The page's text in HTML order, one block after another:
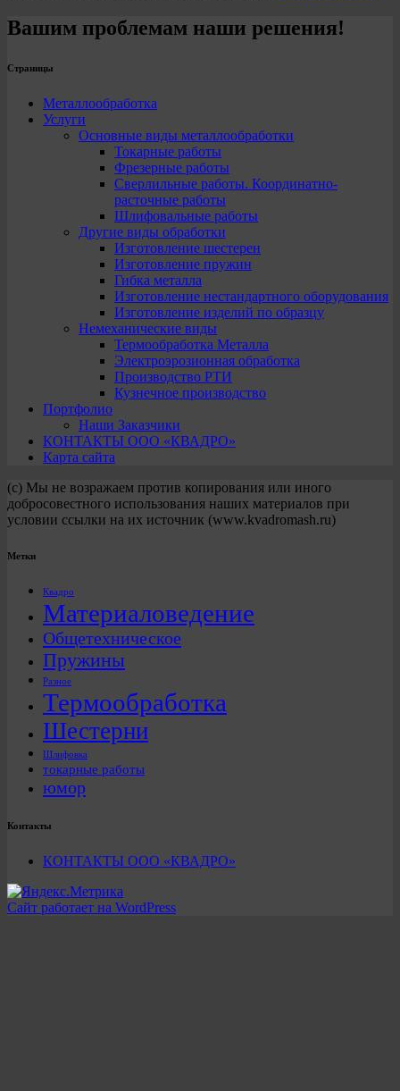
Вашим проблемам наши решения!
Страницы
Металлообработка
Услуги
Основные виды металлообработки
Токарные работы
Фрезерные работы
Сверлильные работы. Координатно-
расточные работы
Шлифовальные работы
Другие виды обработки
Изготовление шестерен
Изготовление пружин
Гибка металла
Изготовление нестандартного оборудования
Изготовление изделий по образцу
Немеханические виды
Термообработка Металла
Электроэрозионная обработка
Производство РТИ
Кузнечное производство
Портфолио
Наши Заказчики
КОНТАКТЫ ООО «КВАДРО»
Карта сайта
(с) Мы не возражаем против копирования или иного
добросовестного использования наших материалов при
условии ссылки на их источник (www.kvadromash.ru)
Метки
Квадро
Материаловедение
Общетехническое
Пружины
Разное
Термообработка
Шестерни
Шлифовка
токарные работы
юмор
Контакты
КОНТАКТЫ ООО «КВАДРО»
Сайт работает на WordPress